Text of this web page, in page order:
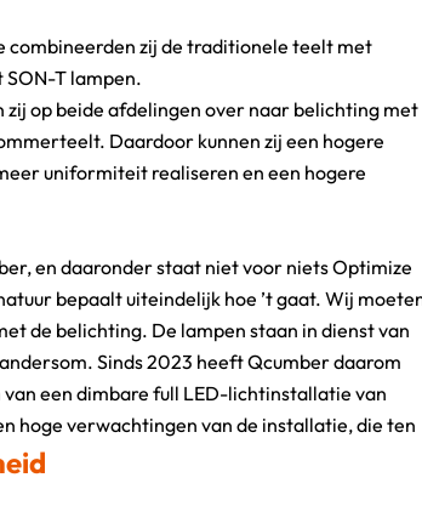
combineerden zij de traditionele teelt met
T lampen.
zij op beide afdelingen over naar belichting met
Daardoor kunnen zij een hogere
uniformiteit realiseren en een hogere
vertelt Stefan. “Zo kunnen we goede
en daaronder staat niet voor niets Optimize
bepaalt uiteindelijk hoe ’t gaat. Wij
de belichting. De lampen staan in dienst van
Sinds 2023 heeft Qcumber daarom
een dimbare full LED-lichtinstallatie van
hoge verwachtingen van de installatie, die ten
SON-T-installatie 20% minder stroom
is. De keuze voor de lampen zorgt er ook
leverancier zijn en altijd product kunnen